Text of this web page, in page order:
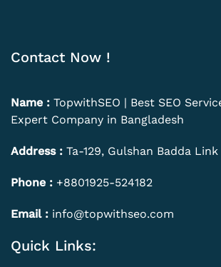
Contact Now !
Name : TopwithSEO | Best SEO
Expert Company in Bangladesh
Address : Ta-129, Gulshan Badda Link
Phone : +8801925-524182
Email : info@topwithseo.com
Quick Links: